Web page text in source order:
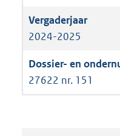
2024-2025
27622 nr. 151